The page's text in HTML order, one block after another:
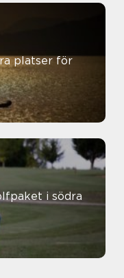
platser för
i södra